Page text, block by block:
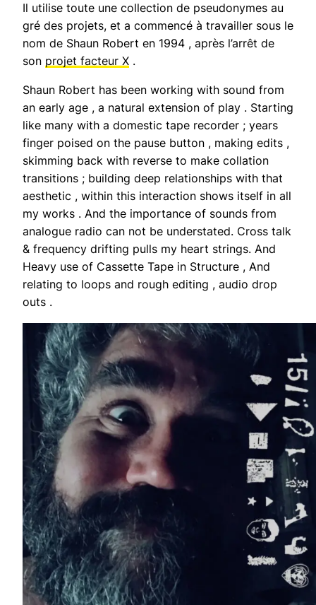
Il utilise toute une collection de pseudonymes au
gré des projets, et a commencé à travailler sous le
nom de Shaun Robert en 1994 , après l’arrêt de
son projet facteur X .
Shaun Robert has been working with sound from
an early age , a natural extension of play . Starting
like many with a domestic tape recorder ; years
finger poised on the pause button , making edits ,
skimming back with reverse to make collation
transitions ; building deep relationships with that
aesthetic , within this interaction shows itself in all
my works . And the importance of sounds from
analogue radio can not be understated. Cross talk
& frequency drifting pulls my heart strings. And
Heavy use of Cassette Tape in Structure , And
relating to loops and rough editing , audio drop
outs .